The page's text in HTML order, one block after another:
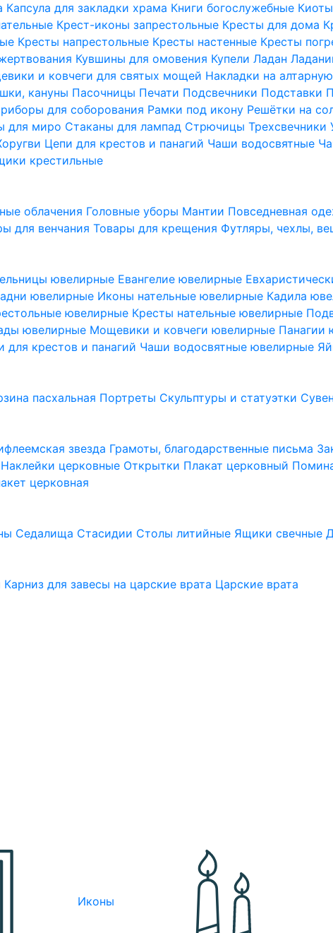
Капсула для закладки храма Книги богослужебные
Крест-иконы запрестольные Кресты для дома
Кресты напрестольные Кресты настенные Кресты
Кувшины для омовения КупелиЛадан
и ковчеги для святых мощей Накладки на
кануны Пасочницы Печати Подсвечники Подставки
для соборования Рамки под икону Решётки на
для миро Стаканы для лампад СтрючицыТрехсвечники
Цепи для крестов и панагий Чаши водосвятные
крестильные
облачения Головные уборы Мантии Повседневная
для венчанияТовары для крещения Футляры, чехлы,
ювелирные Евангелие ювелирные
ювелирные Иконы нательные ювелирные Кадила
ювелирные Кресты нательные ювелирные
ювелирные Мощевики и ковчеги ювелирные Панагии
для крестов и панагий Чаши водосвятные ювелирные
пасхальная Портреты Скульптуры и статуэтки
звезда Грамоты, благодарственные письма
Наклейки церковные Открытки Плакат церковный
церковная
Седалища Стасидии Столы литийные Ящики свечные
Карниз для завесы на царские врата Царские врата
Иконы